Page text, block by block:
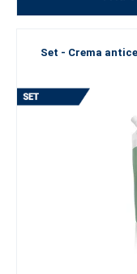
Set - Crema